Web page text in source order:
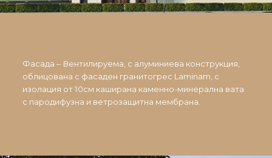
Фасада – Вентилируема, с алуминиева конструкция,
облицована с фасаден гранитогрес Laminam, с
изолация от 10см каширана каменно-минерална вата
с пародифузна и ветрозащитна мембрана.